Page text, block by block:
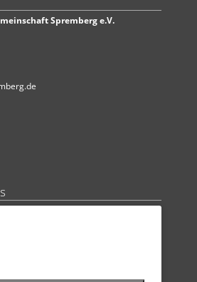
Spremberg e.V.